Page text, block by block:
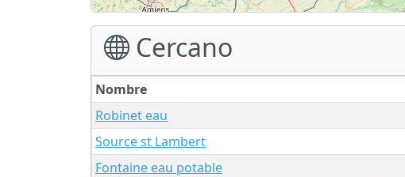
Cercano
Nombre
Robinet eau
Source st Lambert
Fontaine eau potable